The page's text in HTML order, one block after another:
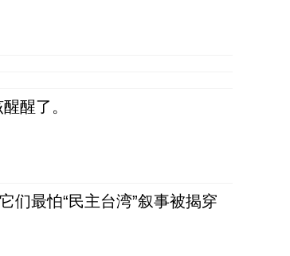
醒了。
们最怕“民主台湾”叙事被揭穿